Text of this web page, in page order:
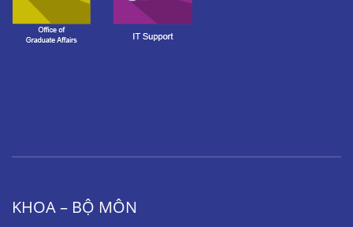
KHOA – BỘ MÔN